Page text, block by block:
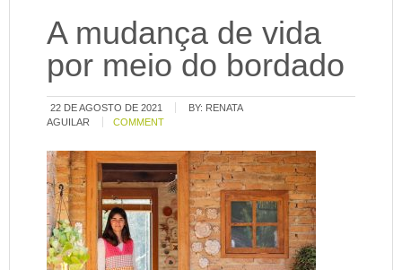
A mudança de vida
por meio do bordado
22 DE AGOSTO DE 2021 BY: RENATA
AGUILAR
COMMENT